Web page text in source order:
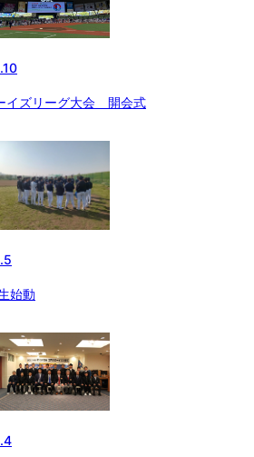
イズリーグ大会 開会式
始動